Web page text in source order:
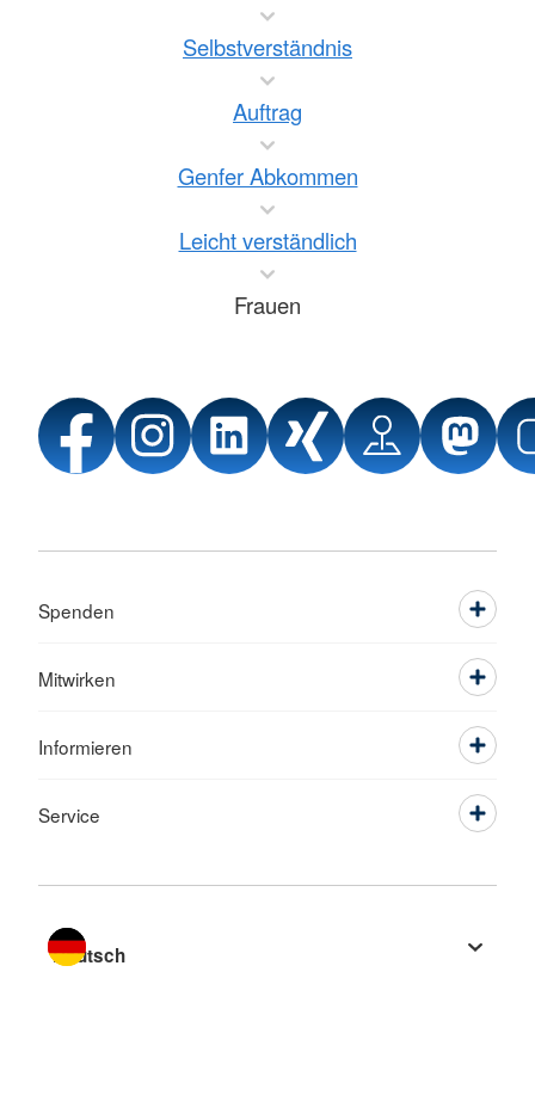
Selbstverständnis
Auftrag
Genfer Abkommen
Leicht verständlich
Frauen
Spenden
Mitwirken
Informieren
Service
Sprache wechseln zu